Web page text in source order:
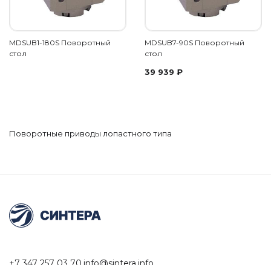
MDSUB1-180S Поворотный
стол
MDSUB7-90S Поворотный
стол
39 939 ₽
Поворотные приводы лопастного типа